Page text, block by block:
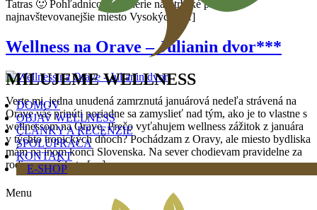
MILUJEME WELLNESS
DOMOV
OBJAV WELLNESS
ČLÁNKY A RECENZIE
SPOLUPRÁCA
KONTAKT
E-SHOP
Menu
Tatras 🙂 Pohľadnicové scenérie na Štrbské pleso,
najnavštevovanejšie miesto Vysokých […]
Wellness na Orave – Julianin dvor***
Verte mi, jedna unudená zamrznutá januárová nedeľa strávená na
Orave vás prinúti poriadne sa zamyslieť nad tým, ako je to vlastne s
wellnessom na Orave. Prečo vyťahujem wellness zážitok z januára
v týchto tropických dňoch? Pochádzam z Oravy, ale miesto bydliska
mám na inom konci Slovenska. Na sever chodievam pravidelne za
rodinou a vždy to […]